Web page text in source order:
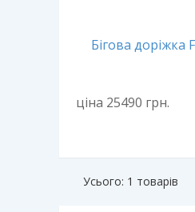
Бігова доріжка
ціна 25490 грн.
Усього: 1 товарів